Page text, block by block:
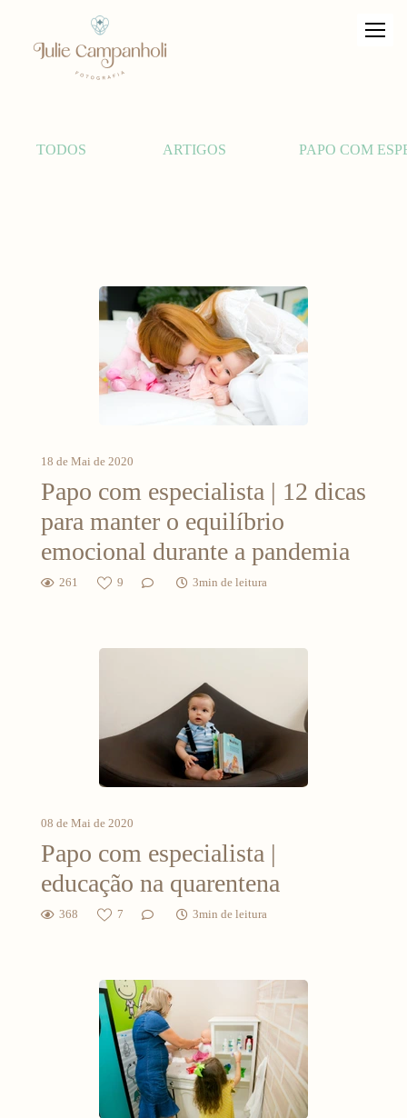
TODOS ARTIGOS PAPO COM
18 de Mai de 2020
Papo com especialista | 12 dicas
para manter o equilíbrio
emocional durante a pandemia
261 9 3min de leitura
08 de Mai de 2020
Papo com especialista |
educação na quarentena
368 7 3min de leitura